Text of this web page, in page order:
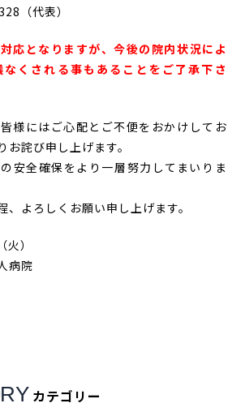
（代表）
応となりますが、今後の院内状況によ
なくされる事もあることをご了承下さ
様にはご心配とご不便をおかけしてお
お詫び申し上げます。
安全確保をより一層努力してまいりま
、よろしくお願い申し上げます。
）
病院
カテゴリー